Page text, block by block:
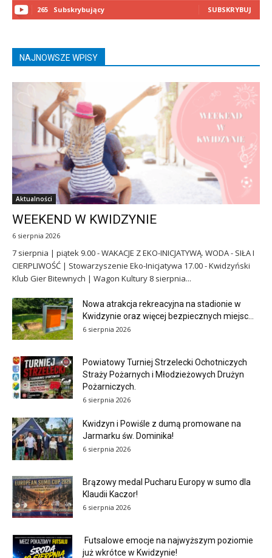
265 Subskrybujący SUBSKRYBUJ
NAJNOWSZE WPISY
Aktualności
WEEKEND W KWIDZYNIE
6 sierpnia 2026
7 sierpnia | piątek 9.00 - WAKACJE Z EKO-INICJATYWĄ. WODA - SIŁA I
CIERPLIWOŚĆ | Stowarzyszenie Eko-Inicjatywa 17.00 - Kwidzyński
Klub Gier Bitewnych | Wagon Kultury 8 sierpnia...
Nowa atrakcja rekreacyjna na stadionie w
Kwidzynie oraz więcej bezpiecznych miejsc...
6 sierpnia 2026
Powiatowy Turniej Strzelecki Ochotniczych
Straży Pożarnych i Młodzieżowych Drużyn
Pożarniczych.
6 sierpnia 2026
Kwidzyn i Powiśle z dumą promowane na
Jarmarku św. Dominika!
6 sierpnia 2026
Brązowy medal Pucharu Europy w sumo dla
Klaudii Kaczor!
6 sierpnia 2026
Futsalowe emocje na najwyższym poziomie
już wkrótce w Kwidzynie!